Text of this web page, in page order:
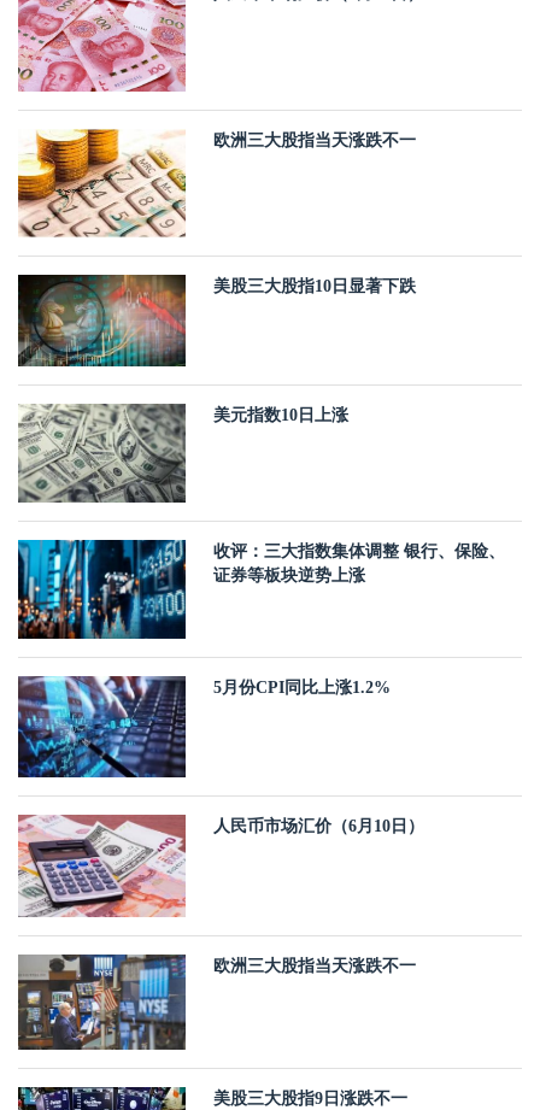
欧洲三大股指当天涨跌不一
美股三大股指10日显著下跌
美元指数10日上涨
收评：三大指数集体调整 银行、保险、
证券等板块逆势上涨
5月份CPI同比上涨1.2%
人民币市场汇价（6月10日）
欧洲三大股指当天涨跌不一
美股三大股指9日涨跌不一